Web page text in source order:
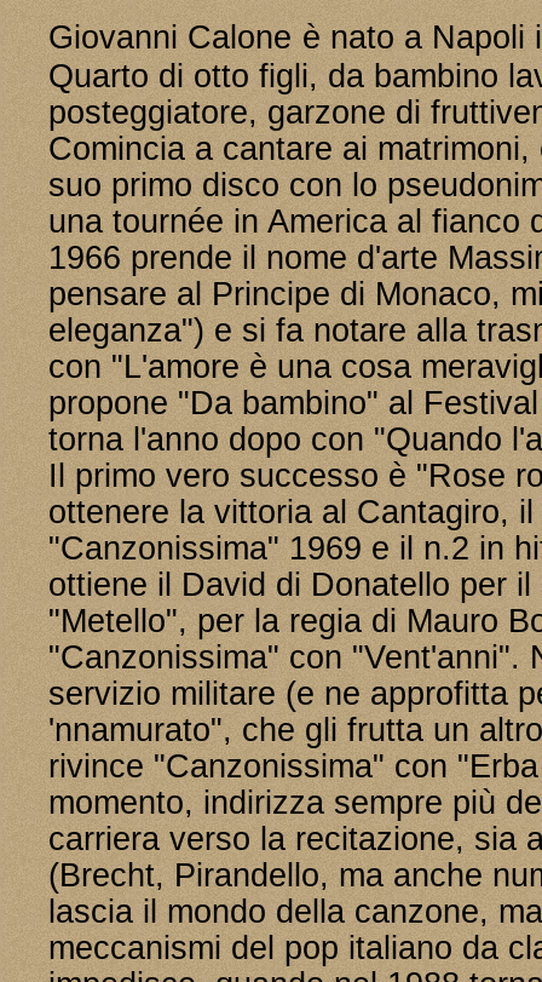
Giovanni Calone è nato a Napoli
Quarto di otto figli, da bambino
posteggiatore, garzone di
Comincia a cantare ai
suo primo disco con lo
una tournée in America al fianco
1966 prende il nome d'arte
pensare al Principe di Monaco,
eleganza") e si fa notare alla
con "L'amore è una cosa
propone "Da bambino" al
torna l'anno dopo con "Quando
Il primo vero successo è "Rose
ottenere la vittoria al Cantagiro,
"Canzonissima" 1969 e il n.2 in
ottiene il David di Donatello per
"Metello", per la regia di Mauro
"Canzonissima" con "Vent'anni".
servizio militare (e ne approfitta
'nnamurato", che gli frutta un
rivince "Canzonissima" con
momento, indirizza sempre più
carriera verso la recitazione, sia
(Brecht, Pirandello, ma anche
lascia il mondo della canzone,
meccanismi del pop italiano da